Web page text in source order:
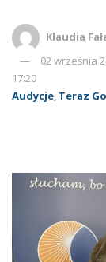
Klaudia
02 września
17:20
Audycje, Teraz